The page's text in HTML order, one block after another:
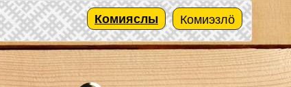
Комиэзлӧ
Комияслы